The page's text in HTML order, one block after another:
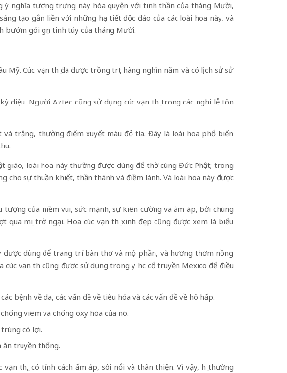
ý nghĩa tượng trưng này hòa quyện với tinh thần của tháng Mười,
tạo gắn liền với những họa tiết độc đáo của các loài hoa này, và
bướm gói gọn tinh túy của tháng Mười.
Mỹ. Cúc vạn thọ đã được trồng trọt hàng nghìn năm và có lịch sử sử
diệu. Người Azteccũng sử dụng cúc vạn thọ trong các nghi lễ tôn
và trắng, thường điểm xuyết màu đỏ tía. Đây là loài hoa phổ biến
giáo, loài hoa này thường được dùng để thờ cúng Đức Phật; trong
cho sự thuần khiết, thần thánh và điềm lành. Và loài hoa này được
của niềm vui, sức mạnh, sự kiên cường và ấm áp, bởi chúng
mọi trở ngại. Hoa cúc vạn thọ xinh đẹp cũng được xem là biểu
được dùng để trang trí bàn thờ và mộ phần, và hương thơm nồng
vạn thọ cũng được sử dụng trong y học cổ truyền Mexico để điều
bệnh về da, các vấn đề về tiêu hóa và các vấn đề về hô hấp.
viêm và chống oxy hóa của nó.
có lợi.
ăn truyền thống.
thọ, có tính cách ấm áp, sôi nổi và thân thiện. Vì vậy, họ thường